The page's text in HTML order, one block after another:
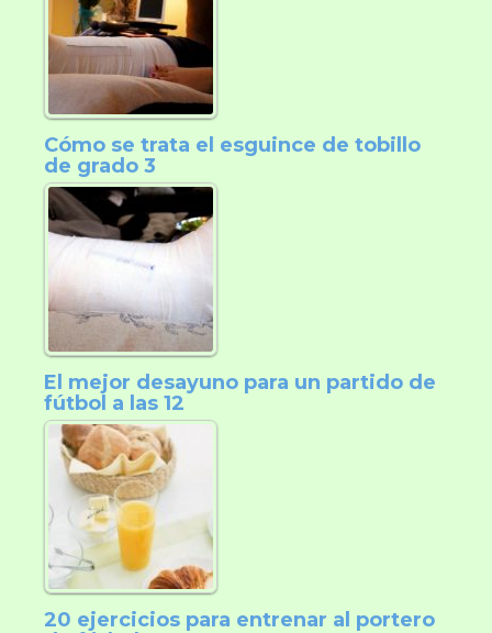
Cómo se trata el esguince de tobillo
de grado 3
El mejor desayuno para un partido de
fútbol a las 12
20 ejercicios para entrenar al portero